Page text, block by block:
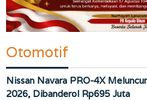
Otomotif
Nissan Navara PRO-4X
2026, Dibanderol Rp695 Juta